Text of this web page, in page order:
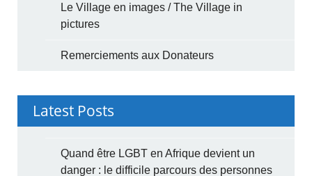
Le Village en images / The Village in
pictures
Remerciements aux Donateurs
Latest Posts
Quand être LGBT en Afrique devient un
danger : le difficile parcours des personnes